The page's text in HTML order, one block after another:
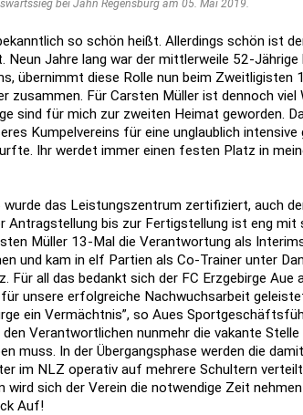
bei Jahn Regensburg am 05. Mai 2019.
so schön heißt. Allerdings schön ist
Neun Jahre lang war der mittlerweile 52-Jährige
übernimmt diese Rolle nun beim Zweitligisten
zusammen. Für Carsten Müller ist dennoch viel
sind für mich zur zweiten Heimat geworden.
Kumpelvereins für eine unglaublich intensive
Ihr werdet immer einen festen Platz in
das Leistungszentrum zertifiziert, auch
Antragstellung bis zur Fertigstellung ist eng mit
Müller 13-Mal die Verantwortung als
und kam in elf Partien als Co-Trainer unter
Für all das bedankt sich der FC Erzgebirge Aue
unsere erfolgreiche Nachwuchsarbeit
ein Vermächtnis”, so Aues
Verantwortlichen nunmehr die vakante
muss. In der Übergangsphase werden die
im NLZ operativ auf mehrere Schultern
sich der Verein die notwendige Zeit
Auf!